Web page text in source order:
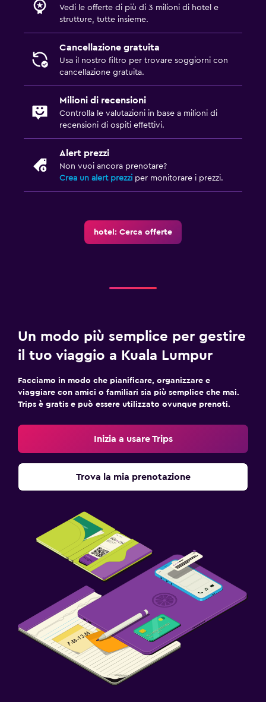
Esterno
Giardino
Terrazza/patio
Sedie a sdraio
Spazio di lavoro
Fax/fotocopie
Vedi le offerte di più di 3 milioni di hotel e
strutture, tutte insieme.
Cancellazione gratuita
Usa il nostro filtro per trovare soggiorni con
cancellazione gratuita.
Milioni di recensioni
Controlla le valutazioni in base a milioni di
recensioni di ospiti effettivi.
Alert prezzi
Non vuoi ancora prenotare?
Crea un alert prezzi per monitorare i prezzi.
hotel: Cerca offerte
Un modo più semplice per gestire
il tuo viaggio a Kuala Lumpur
Facciamo in modo che pianificare, organizzare e
viaggiare con amici o familiari sia più semplice che mai.
Trips è gratis e può essere utilizzato ovunque prenoti.
Inizia a usare Trips
Trova la mia prenotazione